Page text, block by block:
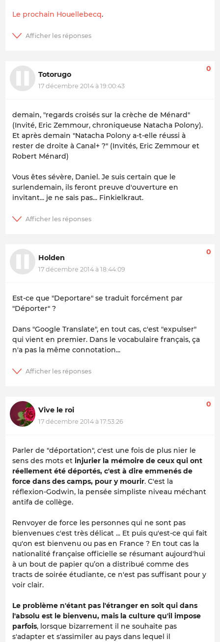
Le prochain Houellebecq.
Totorugo
17 décembre 2014 à 19:00:43
0
demain, "regards croisés sur la crèche de Ménard"
(Invité, Eric Zemmour, chroniqueuse Natacha Polony).
Et après demain "Natacha Polony a-t-elle réussi à
rester de droite à Canal+ ?" (Invités, Eric Zemmour et
Robert Ménard)
Vous êtes sévère, Daniel. Je suis certain que le
surlendemain, ils feront preuve d'ouverture en
invitant... je ne sais pas... Finkielkraut.
Holden
17 décembre 2014 à 18:44:09
0
Est-ce que "Deportare" se traduit forcément par
"Déporter" ?
Dans "Google Translate", en tout cas, c'est "expulser"
qui vient en premier. Dans le vocabulaire français, ça
n'a pas la même connotation...
Vive le roi
17 décembre 2014 à 17:53:26
0
Parler de "déportation", c'est une fois de plus nier le
sens des mots et injurier la mémoire de ceux qui ont
réellement été déportés, c'est à dire emmenés de
force dans des camps, pour y mourir. C'est la
réflexion-Godwin, la pensée simpliste niveau méchant
antifa de collège.
Renvoyer de force les personnes qui ne sont pas
bienvenues c'est très délicat ... Et puis qu'est-ce qui fait
qu'on est bienvenu ou pas en France ? En tout cas la
nationalité française officielle se résumant aujourd'hui
à un bout de papier qu’on a distribué comme des
tracts de soirée étudiante, ce n'est pas suffisant pour y
voir clair.
Le problème n'étant pas l'étranger en soit qui dans
l'absolu est le bienvenu, mais la culture qu'il impose
parfois, lorsque bizarrement il ne souhaite pas
s'adapter et s'assimiler au pays dans lequel il